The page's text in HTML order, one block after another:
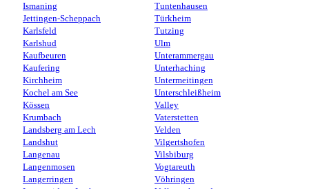
Ismaning
Jettingen-Scheppach
Karlsfeld
Karlshud
Kaufbeuren
Kaufering
Kirchheim
Kochel am See
Kössen
Krumbach
Landsberg am Lech
Landshut
Langenau
Langenmosen
Langerringen
Tuntenhausen
Türkheim
Tutzing
Ulm
Unterammergau
Unterhaching
Untermeitingen
Unterschleißheim
Valley
Vaterstetten
Velden
Vilgertshofen
Vilsbiburg
Vogtareuth
Vöhringen